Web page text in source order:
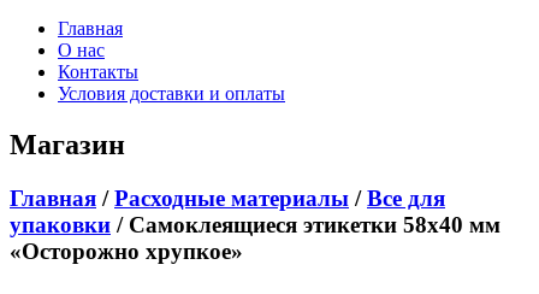
Главная
О нас
Контакты
Условия доставки и оплаты
Магазин
Главная /Расходные материалы /Все для
упаковки / Самоклеящиеся этикетки 58х40 мм
«Осторожно хрупкое»